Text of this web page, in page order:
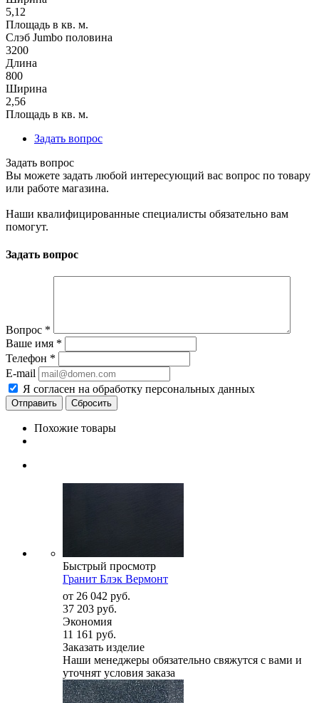
5,12
Площадь в кв. м.
Слэб Jumbo половина
3200
Длина
800
Ширина
2,56
Площадь в кв. м.
Задать вопрос
Задать вопрос
Вы можете задать любой интересующий вас вопрос по товару
или работе магазина.
Наши квалифицированные специалисты обязательно вам
помогут.
Задать вопрос
Вопрос *
Ваше имя *
Телефон *
E-mail
Я согласен на обработку персональных данных
Сбросить
Похожие товары
Быстрый просмотр
Гранит Блэк Вермонт
от 26 042 руб.
37 203 руб.
Экономия
11 161 руб.
Заказать изделие
Наши менеджеры обязательно свяжутся с вами и
уточнят условия заказа